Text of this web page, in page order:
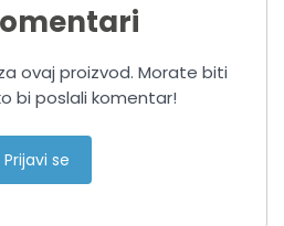
ovaj proizvod. Morate biti
bi poslali komentar!
Prijavi se